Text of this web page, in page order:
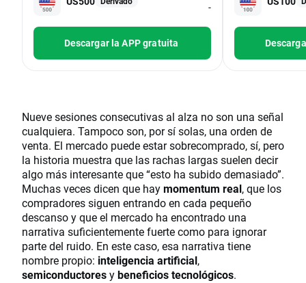
-
Descargar la APP gratuita
Nueve sesiones consecutivas al alza no son una señal
cualquiera. Tampoco son, por sí solas, una orden de
venta. El mercado puede estar sobrecomprado, sí, pero
la historia muestra que las rachas largas suelen decir
algo más interesante que “esto ha subido demasiado”.
Muchas veces dicen que haymomentum real, que los
compradores siguen entrando en cada pequeño
descanso y que el mercado ha encontrado una
narrativa suficientemente fuerte como para ignorar
parte del ruido. En este caso, esa narrativa tiene
nombre propio: inteligencia artificial,
semiconductoresybeneficios tecnológicos.